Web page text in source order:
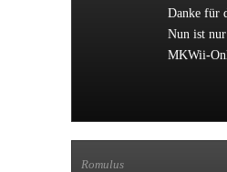
Danke für
Nun ist
MKWii-
Romulus